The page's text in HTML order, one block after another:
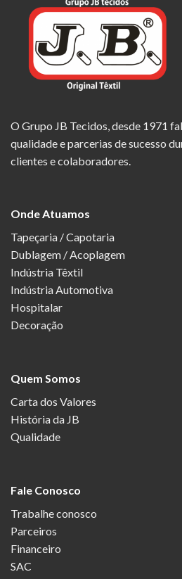
O Grupo JB Tecidos, desde 1971
qualidade e parcerias de sucesso
clientes e colaboradores.
Onde Atuamos
Tapeçaria / Capotaria
Dublagem / Acoplagem
Indústria Têxtil
Indústria Automotiva
Hospitalar
Decoração
Quem Somos
Carta dos Valores
História da JB
Qualidade
Fale Conosco
Trabalhe conosco
Parceiros
Financeiro
SAC